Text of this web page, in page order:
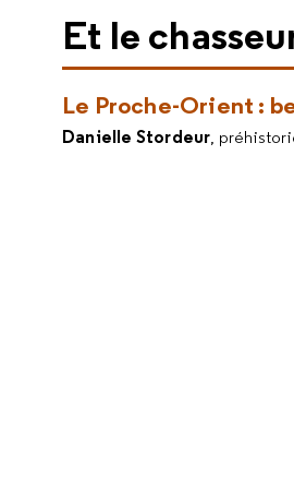
Et le
Le Proche-Orient :
Danielle Stordeur,